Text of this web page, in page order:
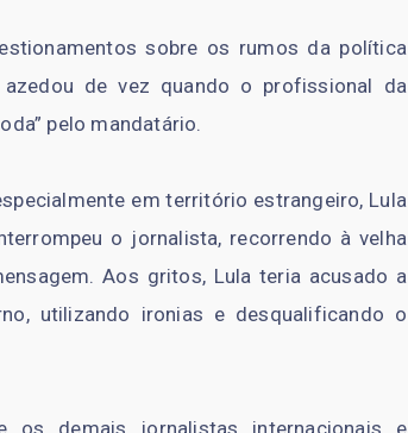
sobre os rumos da política
de vez quando o profissional da
pelo mandatário.
em território estrangeiro, Lula
o jornalista, recorrendo à velha
Aos gritos, Lula teria acusado a
utilizando ironias e desqualificando o
os demais jornalistas internacionais e